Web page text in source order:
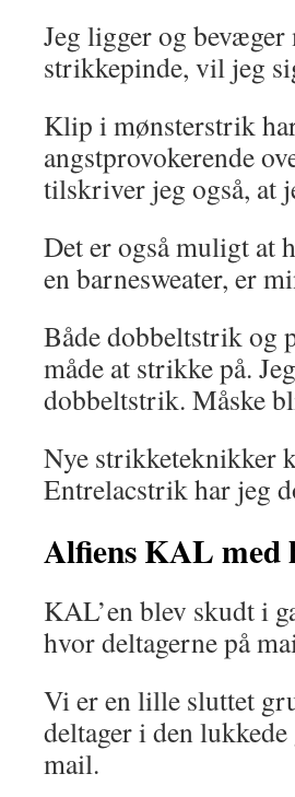
Jeg ligger og
strikkepinde, vil jeg
Klip i mønsterstrik
angstprovokerende
tilskriver jeg også, at
Det er også muligt at
en barnesweater, er
Både dobbeltstrik og
måde at strikke på.
dobbeltstrik. Måske
Nye strikketeknikker
Entrelacstrik har jeg
Alfiens KAL med
KAL’en blev skudt i
hvor deltagerne på
Vi er en lille sluttet
deltager i den
mail.